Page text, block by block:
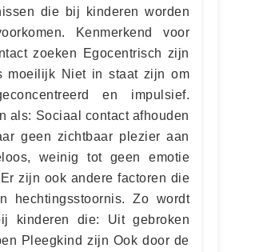
die bij kinderen worden
Kenmerkend voor
zoeken Egocentrisch zijn
moeilijk Niet in staat zijn om
en impulsief.
als: Sociaal contact afhouden
geen zichtbaar plezier aan
weinig tot geen emotie
zijn ook andere factoren die
hechtingsstoornis. Zo wordt
kinderen die: Uit gebroken
Pleegkind zijn Ook door de